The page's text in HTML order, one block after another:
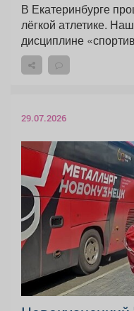
В Екатеринбурге
лёгкой атлетике.
дисциплине
29.07.2026